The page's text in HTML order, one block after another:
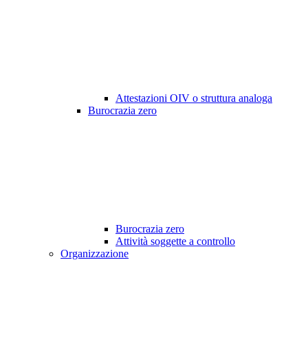
Attestazioni OIV o struttura analoga
Burocrazia zero
Burocrazia zero
Attività soggette a controllo
Organizzazione